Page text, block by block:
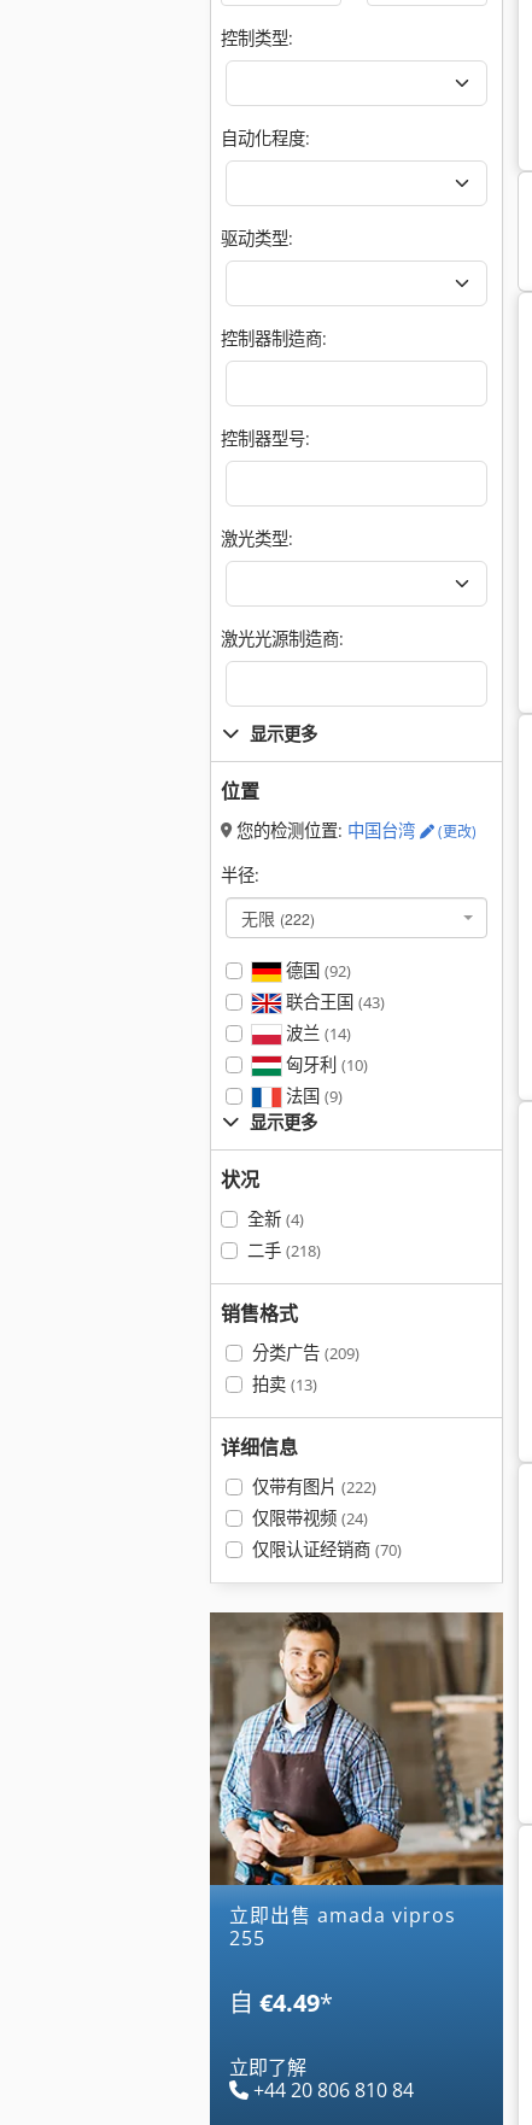
控制类型:
自动化程度:
驱动类型:
控制器制造商:
控制器型号:
激光类型:
激光光源制造商:
显示更多
位置
您的检测位置: 中国台湾 (更改)
半径:
无限 (222)
德国 (92)
联合王国 (43)
波兰 (14)
匈牙利 (10)
法国 (9)
显示更多
状况
全新 (4)
二手 (218)
销售格式
分类广告 (209)
拍卖 (13)
详细信息
仅带有图片 (222)
仅限带视频 (24)
仅限认证经销商 (70)
立即出售 amada vipros
255
自 €4.49*
立即了解
+44 20 806 810 84
Peddinghaus Blechschere